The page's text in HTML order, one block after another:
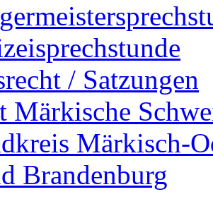
/ Satzungen
Märkische
Märkisch-
Brandenburg